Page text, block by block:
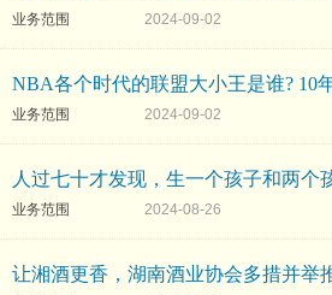
业务范围 2024-09-02
NBA各个时代的联盟大小王是谁? 10
业务范围 2024-09-02
人过七十才发现，生一个孩子和两个
业务范围 2024-08-26
让湘酒更香，湖南酒业协会多措并举